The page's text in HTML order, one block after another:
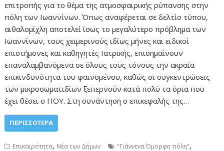
επιτροπής για το θέμα της ατμοσφαιρικής ρύπανσης στην
πόλη των Ιωαννίνων. Όπως αναφέρεται σε δελτίο τύπου,
αιθαλομίχλη αποτελεί ίσως το μεγαλύτερο πρόβλημα των
Ιωαννίνων, τους χειμερινούς ιδίως μήνες και ειδικοί
επιστήμονες και καθηγητές Ιατρικής, επισημαίνουν
επαναλαμβανόμενα σε όλους τους τόνους την ακραία
επικινδυνότητα του φαινομένου, καθώς οι συγκεντρώσεις
των μικροσωματιδίων ξεπερνούν κατά πολύ τα όρια που
έχει θέσει ο ΠΟΥ. Στη συνάντηση ο επικεφαλής της…
ΠΕΡΙΣΣΌΤΕΡΑ
Επικαιρότητα, Νέα των Δήμων "Γιάννενα Όμορφη πόλη",